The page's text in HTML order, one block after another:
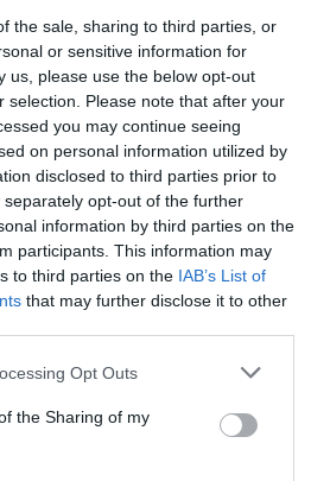
the sale, sharing to third parties, or
or sensitive information for
us, please use the below opt-out
selection. Please note that after your
you may continue seeing
on personal information utilized by
disclosed to third parties prior to
opt-out of the further
information by third parties on the
participants. This information may
to third parties on the IAB’s List of
that may further disclose it to other
app uses one or more Google
or usage behaviour. You may click to
Google and its third-party tags to
specified purposes in below Google
Opt Outs
the Sharing of my
A tanítványoknak.
megtagadta őket, a
velük a régi
A frivolt, a világit.
a nyilvánosság
– a tanítványok.
igazi arcrongálás
szánt
levelekben.